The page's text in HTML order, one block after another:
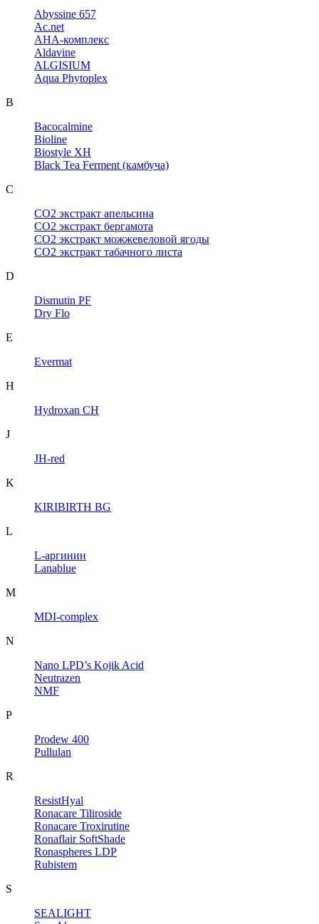
Abyssine 657
Ac.net
AHA-комплекс
Aldavine
ALGISIUM
Aqua Phytoplex
B
Bacocalmine
Bioline
Biostyle XH
Black Tea Ferment (камбуча)
C
CO2 экстракт апельсина
CO2 экстракт бергамота
CO2 экстракт можжевеловой ягоды
CO2 экстракт табачного листа
D
Dismutin PF
Dry Flo
E
Evermat
H
Hydroxan CH
J
JH-red
K
KIRIBIRTH BG
L
L-аргинин
Lanablue
M
MDI-complex
N
Nano LPD’s Kojik Acid
Neutrazen
NMF
P
Prodew 400
Pullulan
R
ResistHyal
Ronacare Tiliroside
Ronacare Troxirutine
Ronaflair SoftShade
Ronaspheres LDP
Rubistem
S
SEALIGHT